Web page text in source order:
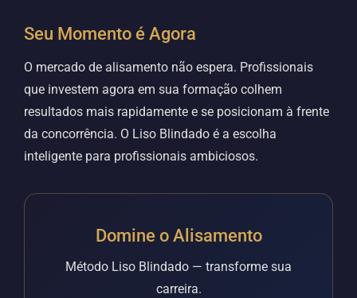
Seu Momento é Agora
O mercado de alisamento não espera. Profissionais
que investem agora em sua formação colhem
resultados mais rapidamente e se posicionam à frente
da concorrência. O Liso Blindado é a escolha
inteligente para profissionais ambiciosos.
Domine o Alisamento
Método Liso Blindado — transforme sua
carreira.